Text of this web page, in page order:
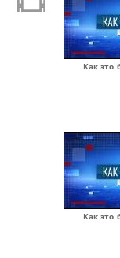
Как это
Как это